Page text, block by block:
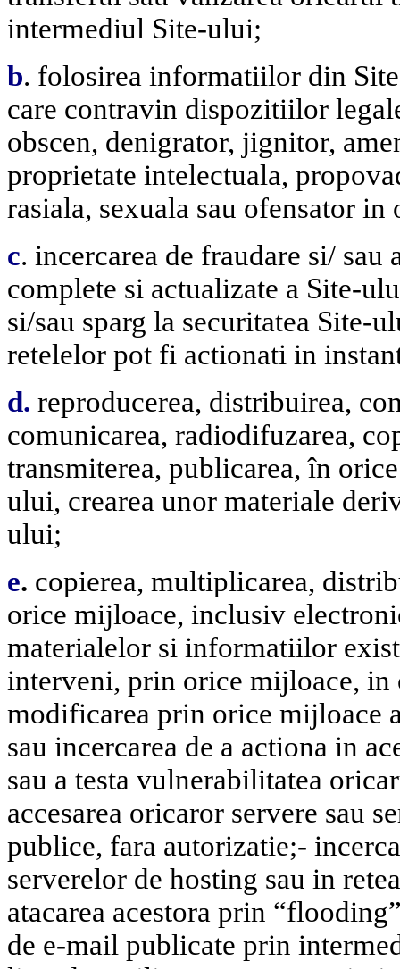
intermediul Site-ului;
b. folosirea informatiilor din
care contravin dispozitiilor
obscen, denigrator, jignitor,
proprietate intelectuala,
rasiala, sexuala sau ofensator in
c. incercarea de fraudare si/
complete si actualizate a Site-
si/sau sparg la securitatea Site-
retelelor pot fi actionati in
d. reproducerea, distribuirea,
comunicarea, radiodifuzarea,
transmiterea, publicarea, în
ului, crearea unor materiale
ului;
e. copierea, multiplicarea,
orice mijloace, inclusiv
materialelor si informatiilor
interveni, prin orice mijloace, in
modificarea prin orice mijloace
sau incercarea de a actiona in
sau a testa vulnerabilitatea
accesarea oricaror servere sau
publice, fara autorizatie;-
serverelor de hosting sau in
atacarea acestora prin
de e-mail publicate prin